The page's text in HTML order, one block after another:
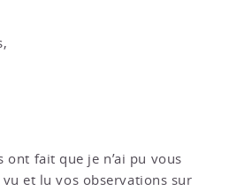
ont fait que je n’ai pu vous
vu et lu vos observations sur